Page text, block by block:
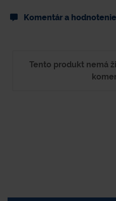
Komentár a hodnotenie
Tento produkt nemá